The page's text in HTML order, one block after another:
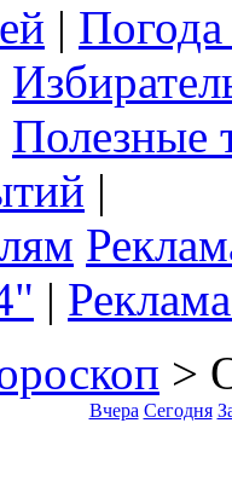
|
Полезные
|
|
>
Вчера Сегодня